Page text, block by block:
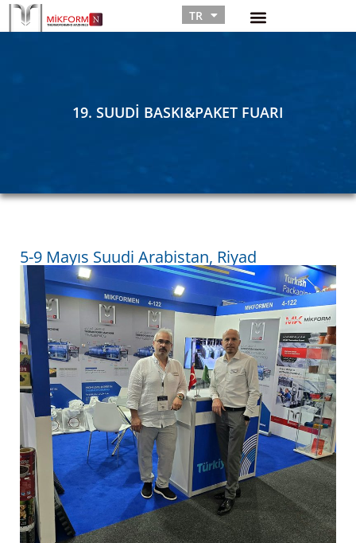
TR
RU
19. SUUDI BASKI&PAKET FUARI
5-9 Mayıs Suudi Arabistan, Riyad